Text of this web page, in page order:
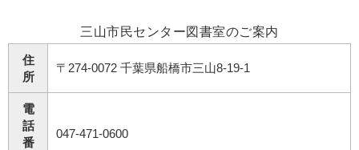
三山市民センター図書室のご案内
住
所
〒274-0072 千葉県船橋市三山8-19-1
電
話
番
047-471-0600